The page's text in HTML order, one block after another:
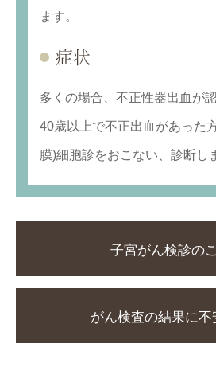
ます。
症状
多くの場合、不正性器出血が
40歳以上で不正出血があった
膜)細胞診をおこない、診断し
子宮がん検診の
がん検査の結果に不